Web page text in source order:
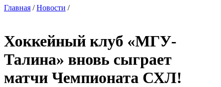
Главная /Новости /
Хоккейный клуб «МГУ-
Талина» вновь сыграет
матчи Чемпионата СХЛ!